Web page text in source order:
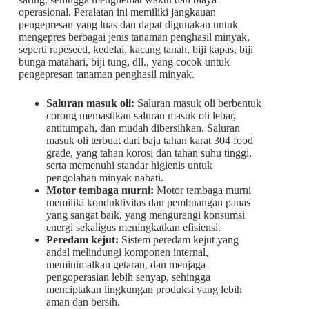
operasional. Peralatan ini memiliki jangkauan
pengepresan yang luas dan dapat digunakan untuk
mengepres berbagai jenis tanaman penghasil minyak,
seperti rapeseed, kedelai, kacang tanah, biji kapas, biji
bunga matahari, biji tung, dll., yang cocok untuk
pengepresan tanaman penghasil minyak.
Saluran masuk oli: Saluran masuk oli berbentuk
corong memastikan saluran masuk oli lebar,
antitumpah, dan mudah dibersihkan. Saluran
masuk oli terbuat dari baja tahan karat 304 food
grade, yang tahan korosi dan tahan suhu tinggi,
serta memenuhi standar higienis untuk
pengolahan minyak nabati.
Motor tembaga murni: Motor tembaga murni
memiliki konduktivitas dan pembuangan panas
yang sangat baik, yang mengurangi konsumsi
energi sekaligus meningkatkan efisiensi.
Peredam kejut: Sistem peredam kejut yang
andal melindungi komponen internal,
meminimalkan getaran, dan menjaga
pengoperasian lebih senyap, sehingga
menciptakan lingkungan produksi yang lebih
aman dan bersih.